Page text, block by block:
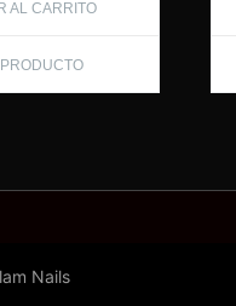
AL CARRITO
Nails